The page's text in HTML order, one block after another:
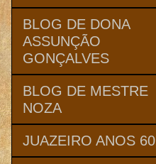
BLOG DE DONA
ASSUNÇÃO
GONÇALVES
BLOG DE MESTRE
NOZA
JUAZEIRO ANOS 60